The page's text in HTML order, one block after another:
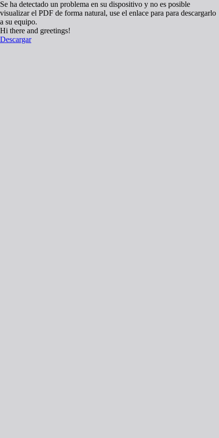
Se ha detectado un problema en su dispositivo y no es posible
visualizar el PDF de forma natural, use el enlace para para descargarlo
a su equipo.
Hi there and greetings!
Descargar